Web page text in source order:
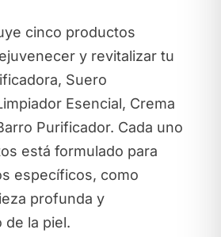
cinco productos
y revitalizar tu
Suero
Esencial, Crema
Purificador. Cada uno
está formulado para
específicos, como
profunda y
de la piel.